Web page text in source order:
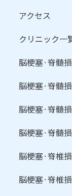
アクセス
クリニック一
脳梗塞·脊髄
脳梗塞·脊髄
脳梗塞·脊髄
脳梗塞·脊髄
脳梗塞·脊椎
脳梗塞·脊椎